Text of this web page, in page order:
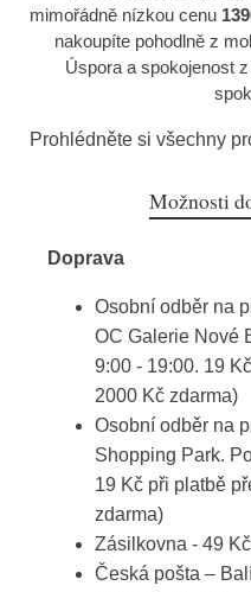
mimořádně nízkou cenu
nakoupíte pohodlně z
Úspora a spokojenost
Prohlédněte si všechny
Možnosti
Doprava
Osobní odběr na
OC Galerie Nové
9:00 - 19:00. 19
2000 Kč zdarma)
Osobní odběr na
Shopping Park.
19 Kč při platbě
zdarma)
Zásilkovna - 49 Kč
Česká pošta –